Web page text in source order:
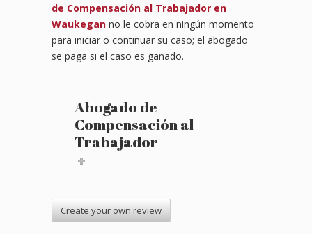
de Compensación al Trabajador en
Waukegan no le cobra en ningún momento
para iniciar o continuar su caso; el abogado
se paga si el caso es ganado.
Abogado de
Compensación al
Trabajador
Create your own review